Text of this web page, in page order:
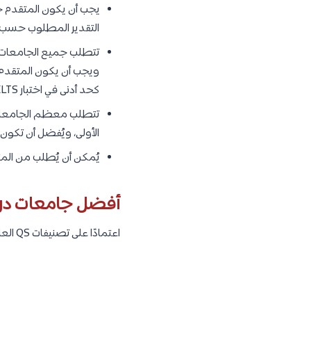
يجب أن يكون المتقدم
التقدير المطلوب
كحد أدنى في اختبار IELTS أو ما يعادله.
الأولى، ويُفضل أن
يُمكن أن يُطلب من
أفضل جامعات
اعتمادًا على تصنيفات QS العالمية لعام 2022، سنتعرف على أفضل 10 جامعات في العالم لدراسة تخصص إدارة الأعمال :